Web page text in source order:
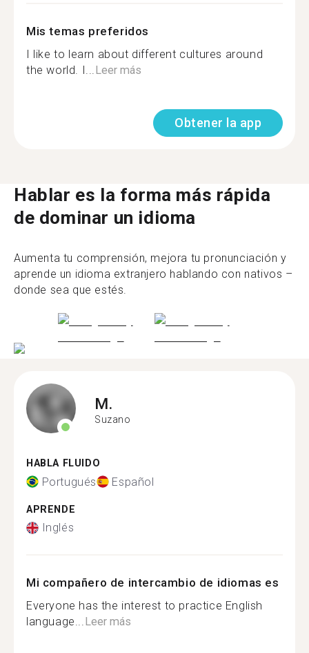
Mis temas preferidos
I like to learn about different cultures around
the world. I... Leer más
Obtener la app
Hablar es la forma más rápida
de dominar un idioma
Aumenta tu comprensión, mejora tu pronunciación y
aprende un idioma extranjero hablando con nativos –
donde sea que estés.
M.
Suzano
HABLA FLUIDO
Portugués Español
APRENDE
Inglés
Mi compañero de intercambio de idiomas es
Everyone has the interest to practice English
language...Leer más